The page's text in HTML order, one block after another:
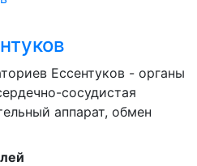
Ессентуков - органы
сосудистая
аппарат, обмен